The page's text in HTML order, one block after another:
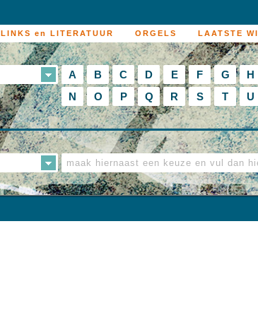
LINKS en LITERATUUR ORGELS LAATSTE
A B C D E F G H
N
O P Q R S T U